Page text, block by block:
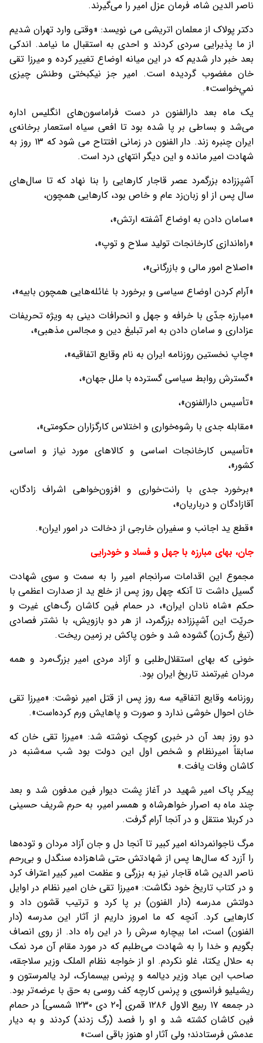
ناصر الدين شاه، فرمان عزل امير را می‌گيرند.
دکتر پولاک از معلمان اتريشی می نويسد: «وقتی وارد تهران شديم
از ما پذيرايی سردی کردند و احدی به استقبال ما نيامد. اندکی
بعد خبر دار شديم که در اين ميانه اوضاع تغيير کرده و ميرزا تقی
خان مغضوب گرديده است. امير جز نيكبختی وطنش چيزی
نمي‌خواست».
يک ماه بعد دارالفنون در دست فراماسون‌های انگليس اداره
می‌شد و بساطی بر پا شده بود تا افعی سياه استعمار برخانه‌ی
ایران چنبره زند. دار الفنون در زمانی افتتاح می شود که ۱۳ روز به
شهادت امير مانده و اين ديگر انتهای درد است.
آشپززاده بزرگمرد عصر قاجار کارهايی را بنا نهاد که تا سال‌های
سال پس از او زبان‌زد عام و خاص بود، کارهايی همچون،
«سامان دادن به اوضاع آشفته ارتش»،
«راه‌اندازی کارخانجات توليد سلاح و توپ»،
«اصلاح امور مالی و بازرگانی»،
«آرام کردن اوضاع سياسی و برخورد با غائله‌هایی همچون بابيه»،
«مبارزه جدّی با خرافه و جهل و انحرافات دينی به ويژه تحريفات
عزاداری و سامان دادن به امر تبليغ دين و مجالس مذهبی»،
«چاپ نخستين روزنامه ايران به نام وقايع اتفاقيه»،
«گسترش روابط سياسی گسترده با ملل جهان»،
«تأسيس دارالفنون»،
«مقابله جدی با رشوه‌خواری و اختلاس کارگزاران حکومتی»،
«تأسيس کارخانجات اساسی و کالاهای مورد نياز و اساسی
کشور»،
«برخورد جدی با رانت‌خواری و افزون‌خواهی اشراف زادگان،
آقازادگان و درباريان»،
«قطع يد اجانب و سفيران خارجی از دخالت در امور ايران».
جان، بهای مبارزه با جهل و فساد و خودرایی
مجموع اين اقدامات سرانجام امير را به سمت و سوی شهادت
گسيل داشت تا آنکه چهل روز پس از خلع يد از صدارت اعظمی با
حکم «شاه نادان ايران»، در حمام فين کاشان رگ‌های غيرت و
حريّت اين آشپززاده بزرگمرد، از هر دو بازويش، با نشتر فصادی
(تيغ رگ‌زن) گشوده شد و خون پاکش بر زمين ريخت.
خونی که بهای استقلال‌طلبی و آزاد مردی امير بزرگ‌مرد و همه
مردان غيرتمند تاريخ ايران بود.
روزنامه وقایع اتفاقیه سه روز پس از قتل امیر نوشت: «میرزا تقی
خان احوال خوشی ندارد و صورت و پاهایش ورم کرده‌است».
دو روز بعد آن در خبری کوچک نوشته شد: «میرزا تقی خان که
سابقاً امیرنظام و شخص اول این دولت بود شب سه‌شنبه در
کاشان وفات یافت.»
پیکر پاک امیر شهید در آغاز پشت دیوار فین مدفون شد و بعد
چند ماه به اصرار خواهرشاه و همسر امیر، به حرم شریف حسینی
در کربلا منتقل و در آنجا آرام گرفت.
مرگ ناجوانمردانه امير کبير تا آنجا دل و جان آزاد مردان و توده‌ها
را آزرد که سال‌ها پس از شهادتش حتی شاهزاده سنگدل و بی‌رحم
ناصر الدين شاه قاجار نيز به بزرگی و عظمت امير کبير اعتراف کرد
و در کتاب تاريخ خود نگاشت: «ميرزا تقی خان امير نظام در اوايل
دولتش مدرسه (دار الفنون) بر پا کرد و ترتيب قشون داد و
کارهايی کرد. آنچه که ما امروز داريم از آثار اين مدرسه (دار
الفنون) است، اما بيچاره سرش را در اين راه داد. از روی انصاف
بگويم و خدا را به شهادت می‌طلبم که در مورد مقام آن مرد نمک
به حلال يکتا، غلو نکردم. او از خواجه نظام الملک وزير سلاجقه،
صاحب ابن عباد وزير ديالمه و پرنس بيسمارک، لرد يالمرستون و
ريشيليو فرانسوی و پرنس کارچه کف روسی به حق با عرضه‌تر بود.
در جمعه ۱۷ ربيع الاول ۱۲۸۶ قمری [۲۰ دی ۱۲۳۰ شمسی] در حمام
فين کاشان کشته شد و او را فصد (رگ زدند) کردند و به ديار
عدمش فرستادند؛ ولی آثار او هنوز باقی است»